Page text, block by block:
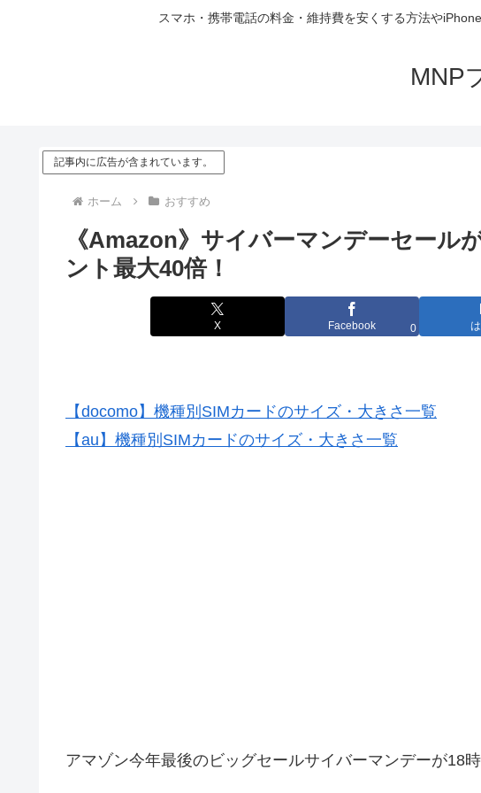
スマホ・携帯電話の料金・維持費を安くする方法や
MNP
記事内に広告が含まれています。
ホーム おすすめ
《Amazon》サイバーマンデーセール
ント最大40倍！
X Facebook 0
【docomo】機種別SIMカードのサイズ・大きさ一覧
【au】機種別SIMカードのサイズ・大きさ一覧
アマゾン今年最後のビッグセールサイバーマンデーが18